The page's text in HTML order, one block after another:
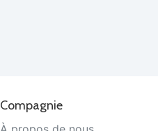
Compagnie